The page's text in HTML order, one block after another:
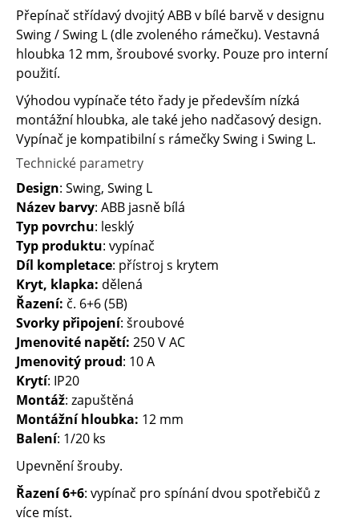
Přepínač střídavý dvojitý ABB v bílé barvě v designu
Swing / Swing L (dle zvoleného rámečku). Vestavná
hloubka 12 mm, šroubové svorky. Pouze pro interní
použití.
Výhodou vypínače této řady je především nízká
montážní hloubka, ale také jeho nadčasový design.
Vypínač je kompatibilní s rámečky Swing i Swing L.
Technické parametry
Design: Swing, Swing L
Název barvy: ABB jasně bílá
Typ povrchu: lesklý
Typ produktu: vypínač
Díl kompletace: přístroj s krytem
Kryt, klapka: dělená
Řazení: č. 6+6 (5B)
Svorky připojení: šroubové
Jmenovité napětí: 250 V AC
Jmenovitý proud: 10 A
Krytí: IP20
Montáž: zapuštěná
Montážní hloubka: 12 mm
Balení: 1/20 ks
Upevnění šrouby.
Řazení 6+6: vypínač pro spínání dvou spotřebičů z
více míst.